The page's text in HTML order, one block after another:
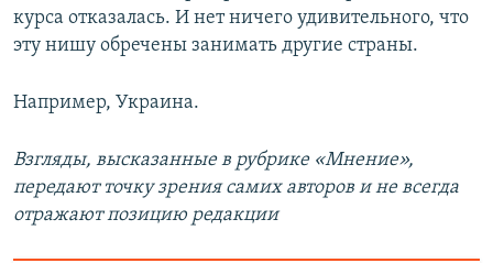
курса отказалась. И нет ничего удивительного, что
эту нишу обречены занимать другие страны.
Например, Украина.
Взгляды, высказанные в рубрике «Мнение»,
передают точку зрения самих авторов и не всегда
отражают позицию редакции​